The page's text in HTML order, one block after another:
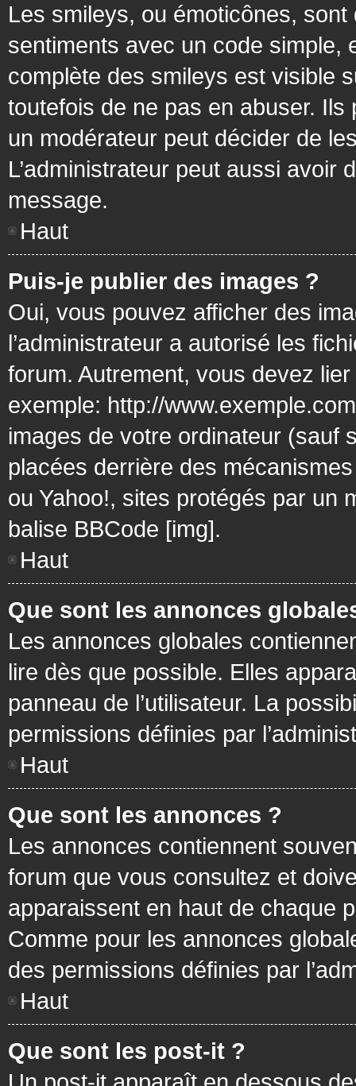
Les smileys, ou émoticônes,
sentiments avec un code simple,
complète des smileys est visible
toutefois de ne pas en abuser.
un modérateur peut décider de
L’administrateur peut aussi avoir
message.
Haut
Puis-je publier des images ?
Oui, vous pouvez afficher des
l’administrateur a autorisé les
forum. Autrement, vous devez
exemple: http://
images de votre ordinateur (sauf
placées derrière des
ou Yahoo!, sites protégés par un
balise BBCode [img].
Haut
Que sont les annonces
Les annonces globales
lire dès que possible. Elles
panneau de l’utilisateur. La
permissions définies par
Haut
Que sont les annonces ?
Les annonces contiennent
forum que vous consultez et
apparaissent en haut de chaque
Comme pour les annonces
des permissions définies par
Haut
Que sont les post-it ?